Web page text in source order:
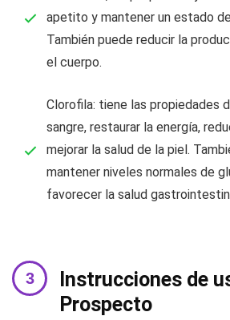
apetito y mantener un estado
También puede reducir la
el cuerpo.
Clorofila: tiene las propiedades
sangre, restaurar la energía,
mejorar la salud de la piel.
mantener niveles normales de
favorecer la salud
Instrucciones de
Prospecto